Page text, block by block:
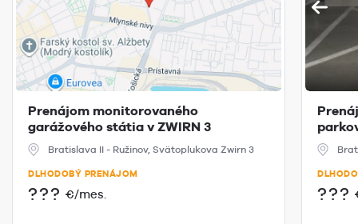
Prenájom monitorovaného
garážového státia v ZWIRN 3
Bratislava II - Ružinov, Svätoplukova Zwirn 3
DLHODOBÝ PRENÁJOM
??? €/mes. ???